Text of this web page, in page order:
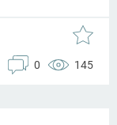
0 145